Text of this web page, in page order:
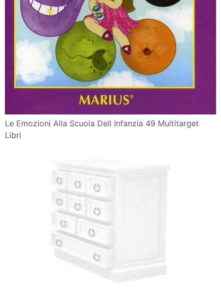
Le Emozioni Alla Scuola Dell Infanzia 49 Multitarget
Libri